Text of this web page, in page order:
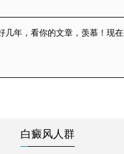
几年，看你的文章，羡慕！现
白癜风人群